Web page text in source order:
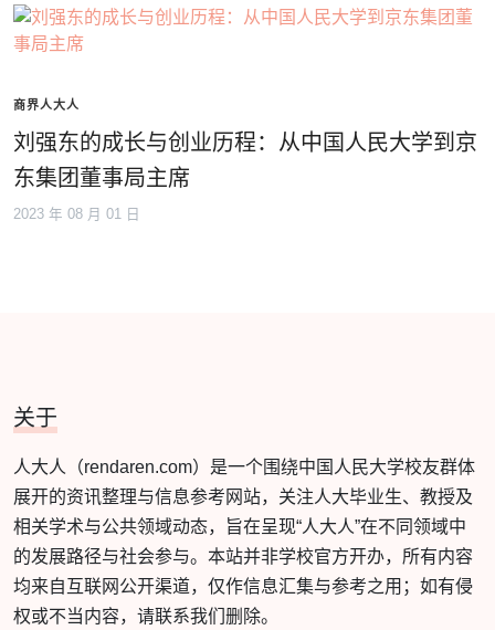
商界人大人
刘强东的成长与创业历程：从中国人民大学到京
东集团董事局主席
2023 年 08 月 01 日
关于
人大人（rendaren.com）是一个围绕中国人民大学校友群体
展开的资讯整理与信息参考网站，关注人大毕业生、教授及
相关学术与公共领域动态，旨在呈现“人大人”在不同领域中
的发展路径与社会参与。本站并非学校官方开办，所有内容
均来自互联网公开渠道，仅作信息汇集与参考之用；如有侵
权或不当内容，请联系我们删除。